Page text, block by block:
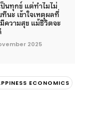
ป็นทุกข์ แต่ทำไมไม่
ทีนะ เข้าใจเหตุผลที่
มีความสุข แม้ชีวิตจะ
2025
ECONOMICS